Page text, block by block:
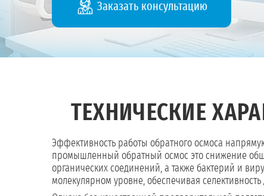
Заказать консультацию
ТЕХНИЧЕСКИЕ
Эффективность работы обратного осмоса
промышленный обратный осмос это снижение
органических соединений, а также бактерий и
молекулярном уровне, обеспечивая селективность